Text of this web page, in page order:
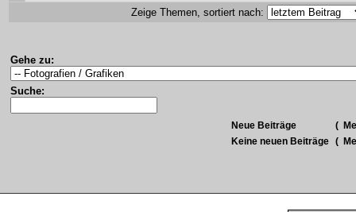
Zeige Themen, sortiert nach:
Gehe zu:
Suche:
Neue Beiträge (
Keine neuen Beiträge
(